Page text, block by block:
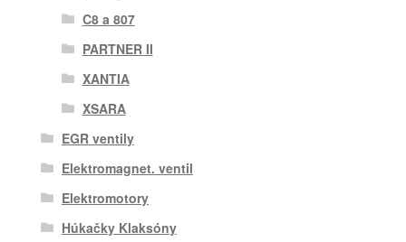
C8 a 807
PARTNER II
XANTIA
XSARA
EGR ventily
Elektromagnet. ventil
Elektromotory
Húkačky Klaksóny